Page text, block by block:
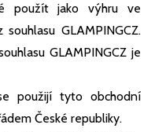
použít jako výhru ve
GLAMPINGCZ.
GLAMPINGCZ je
použijí tyto obchodní
České republiky.